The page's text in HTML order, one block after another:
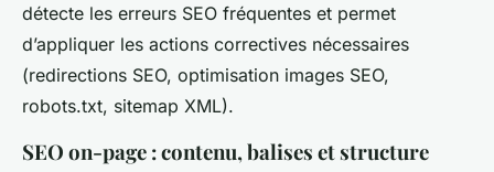
détecte les erreurs SEO fréquentes et permet
d’appliquer les actions correctives nécessaires
(redirections SEO, optimisation images SEO,
robots.txt, sitemap XML).
SEO on-page : contenu, balises et structure